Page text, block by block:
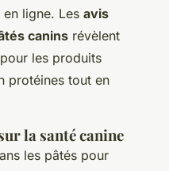
ligne. Les avis
canins révèlent
les produits
protéines tout en
la santé canine
les pâtés pour